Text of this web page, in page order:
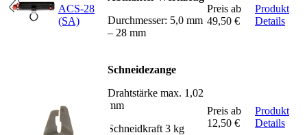
ACS-28
(SA)
Durchmesser: 5,0 mm
– 28 mm
Preis ab
49,50 €
Produkt
Details
TP 30
Schneidezange
Drahtstärke max. 1,02
mm
Schneidkraft 3 kg
Preis ab
12,50 €
Produkt
Details